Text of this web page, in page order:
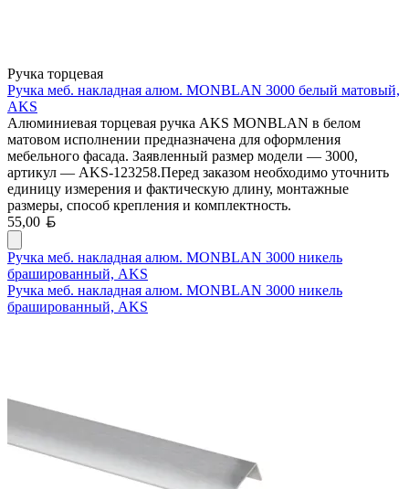
Ручка торцевая
Ручка меб. накладная алюм. MONBLAN 3000 белый матовый,
AKS
Алюминиевая торцевая ручка AKS MONBLAN в белом
матовом исполнении предназначена для оформления
мебельного фасада. Заявленный размер модели — 3000,
артикул — AKS-123258.Перед заказом необходимо уточнить
единицу измерения и фактическую длину, монтажные
размеры, способ крепления и комплектность.
55,00
Ручка меб. накладная алюм. MONBLAN 3000 никель
брашированный, AKS
Ручка меб. накладная алюм. MONBLAN 3000 никель
брашированный, AKS